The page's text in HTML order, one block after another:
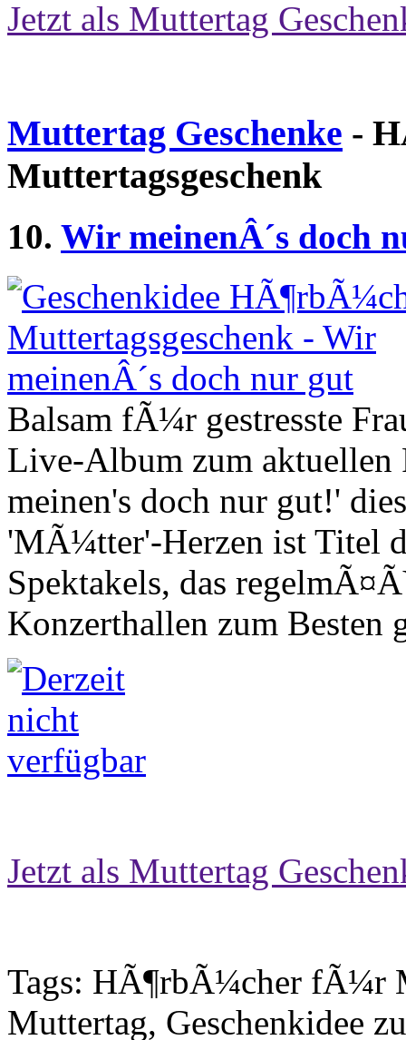
Jetzt als Muttertag
Muttertag Geschenke -
Muttertagsgeschenk
10. Wir meinenÂ´s doch
Balsam fÃ¼r gestresste
Live-Album zum
meinen's doch nur gut!'
'MÃ¼tter'-Herzen ist Titel
Spektakels, das
Konzerthallen zum Besten
Jetzt als Muttertag
Tags: HÃ¶rbÃ¼cher fÃ¼r
Muttertag, Geschenkidee